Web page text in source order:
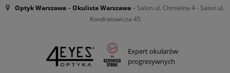
Optyk Warszawa–Okulista Warszawa– Salon ul. Chmielna 4 - Salon ul.
Kondratowicza 45
Expert okularów
progresywnych